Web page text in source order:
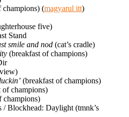
champions) (magyarul itt)
five)
Stand
smile and nod (cat’s cradle)
(breakfast of champions)
(breakfast of champions)
of champions)
champions)
/ Blockhead: Daylight (tmnk’s